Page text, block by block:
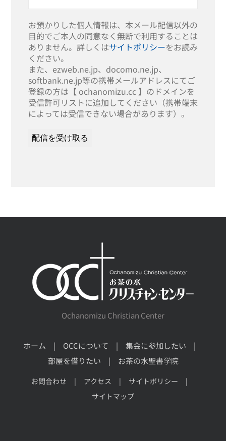
お預かりした個人情報は、本メール配信以外の
目的でご本人の同意なく無断で利用することは
ありません。詳しくはサイトポリシーをお読み
ください。
また、ezweb.ne.jp、docomo.ne.jp、
softbank.ne.jp等の携帯メールアドレスにてご
登録の方は【 ochanomizu.cc 】のドメインを
受信許可リストに追加してください（携帯端末
によっては受信できない場合があります）。
Ochanomizu Christian Center
ホーム OCCについて
集会に参加したい
部屋を借りたい
お茶の水聖書学院
お問合わせ アクセス
サイトポリシー
サイトマップ